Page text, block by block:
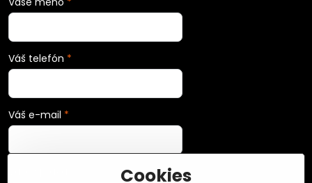
Váš telefón *
Váš e-mail *
Cookies